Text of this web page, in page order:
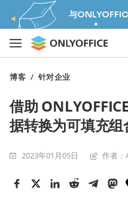
与
博客 / 针对企业
借助
据转换为可填充组
2023年01月05日 作者：